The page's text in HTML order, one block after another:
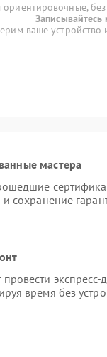
без
Записывайтесь
ваше устройство
мастера
сохранение
экспресс-
время без